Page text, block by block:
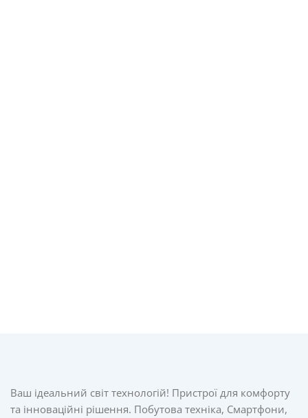
Ваш ідеальний світ технологій! Пристрої для комфорту
та інноваційні рішення. Побутова техніка, Смартфони,